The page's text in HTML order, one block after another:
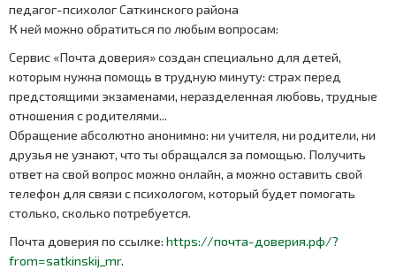
педагог-психолог Саткинского района
К ней можно обратиться по любым вопросам:
Сервис «Почта доверия» создан специально для детей,
которым нужна помощь в трудную минуту: страх перед
предстоящими экзаменами, неразделенная любовь, трудные
отношения с родителями...
Обращение абсолютно анонимно: ни учителя, ни родители, ни
друзья не узнают, что ты обращался за помощью. Получить
ответ на свой вопрос можно онлайн, а можно оставить свой
телефон для связи с психологом, который будет помогать
столько, сколько потребуется.
Почта доверия по ссылке: https://почта-доверия.рф/?
from=satkinskij_mr.